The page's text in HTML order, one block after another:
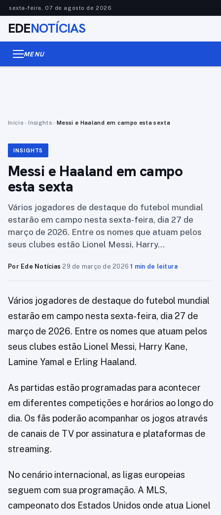
sexta-feira, 07 de agosto de 2026
EDENOTÍCIAS
MENU
Início › Insights › Messi e Haaland em campo esta sexta
INSIGHTS
Messi e Haaland em campo
esta sexta
Vários jogadores de destaque do futebol mundial
estarão em campo nesta sexta-feira, dia 27 de
março de 2026. Entre os nomes que atuam pelos
seus clubes estão Lionel Messi, Harry…
Por Ede Notícias·29 de março de 2026·1 min de leitura
Vários jogadores de destaque do futebol mundial
estarão em campo nesta sexta-feira, dia 27 de
março de 2026. Entre os nomes que atuam pelos
seus clubes estão Lionel Messi, Harry Kane,
Lamine Yamal e Erling Haaland.
As partidas estão programadas para acontecer
em diferentes competições e horários ao longo do
dia. Os fãs poderão acompanhar os jogos através
de canais de TV por assinatura e plataformas de
streaming.
No cenário internacional, as ligas europeias
seguem com sua programação. A MLS,
campeonato dos Estados Unidos onde atua Lionel